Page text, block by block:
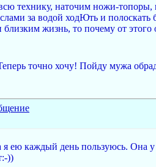
технику, наточим ножи-
за водой ходЮть и
близким жизнь, то почему от
точно хочу! Пойду мужа
каждый день пользуюсь. Она у
))